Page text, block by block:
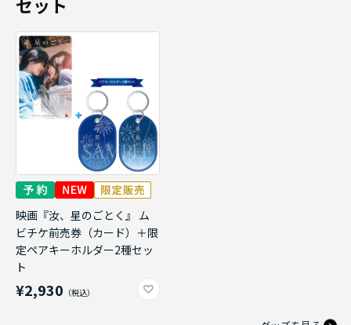
映画『汝、星のごとく』 ム
ビチケ前売券（カード）＋限
定ペアキーホルダー2種セッ
ト
¥2,930